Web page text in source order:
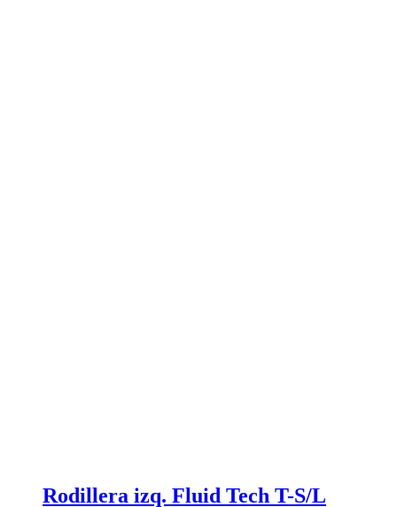
Rodillera izq. Fluid Tech T-S/L